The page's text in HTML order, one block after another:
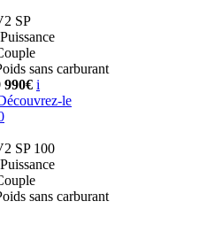
SP
Puissance
sans carburant
i
le
SP 100
Puissance
sans carburant